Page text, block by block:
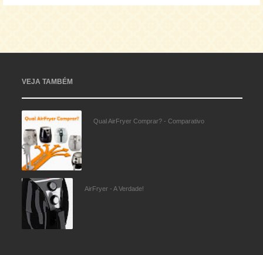
VEJA TAMBÉM
Qual AirFryer Comprar? - Comparativo
AirFryer - A Verdade!